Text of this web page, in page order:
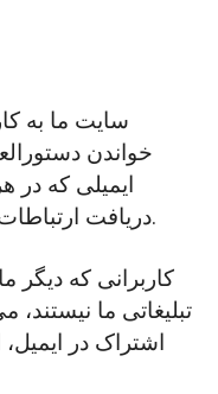
سایت ما به
خواندن
ایمیلی که در
دریافت ارتباطات از ما و شرکای ما انصراف دهند.
کاربرانی که دیگر
تبلیغاتی ما نیستند،
اشتراک در